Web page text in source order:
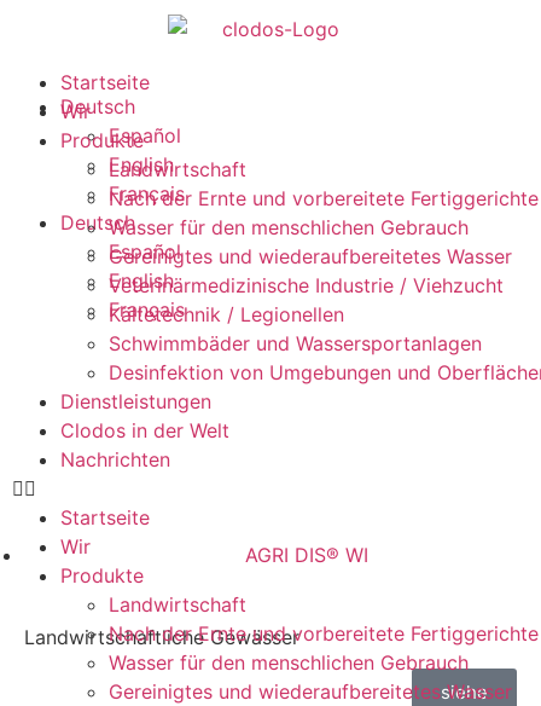
Startseite
Wir
Produkte
Landwirtschaft
Nach der Ernte und vorbereitete Fertiggerichte
Wasser für den menschlichen Gebrauch
Gereinigtes und wiederaufbereitetes Wasser
Veterinärmedizinische Industrie / Viehzucht
Kältetechnik / Legionellen
Schwimmbäder und Wassersportanlagen
Desinfektion von Umgebungen und
Dienstleistungen
Clodos in der Welt
Nachrichten
Startseite
Wir
Produkte
Landwirtschaft
Nach der Ernte und vorbereitete Fertiggerichte
Wasser für den menschlichen Gebrauch
Gereinigtes und wiederaufbereitetes Wasser
Deutsch
Español
English
Français
Deutsch
Español
English
Français
AGRI DIS® WI
Landwirtschaftliche Gewässer
siehe